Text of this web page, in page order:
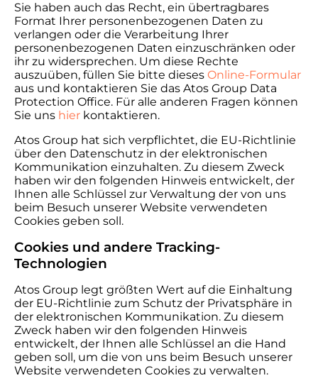
Sie haben auch das Recht, ein übertragbares
Format Ihrer personenbezogenen Daten zu
verlangen oder die Verarbeitung Ihrer
personenbezogenen Daten einzuschränken oder
ihr zu widersprechen. Um diese Rechte
auszuüben, füllen Sie bitte dieses Online-Formular
aus und kontaktieren Sie das Atos Group Data
Protection Office. Für alle anderen Fragen können
Sie uns hier kontaktieren.
Atos Group hat sich verpflichtet, die EU-Richtlinie
über den Datenschutz in der elektronischen
Kommunikation einzuhalten. Zu diesem Zweck
haben wir den folgenden Hinweis entwickelt, der
Ihnen alle Schlüssel zur Verwaltung der von uns
beim Besuch unserer Website verwendeten
Cookies geben soll.
Cookies und andere Tracking-
Technologien
Atos Group legt größten Wert auf die Einhaltung
der EU-Richtlinie zum Schutz der Privatsphäre in
der elektronischen Kommunikation. Zu diesem
Zweck haben wir den folgenden Hinweis
entwickelt, der Ihnen alle Schlüssel an die Hand
geben soll, um die von uns beim Besuch unserer
Website verwendeten Cookies zu verwalten.